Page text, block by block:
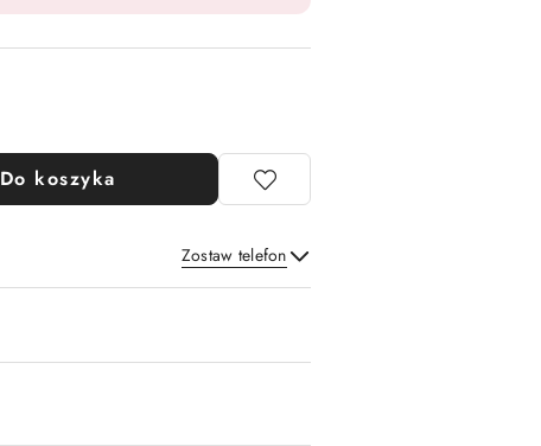
Do koszyka
Zostaw telefon
Wyślij